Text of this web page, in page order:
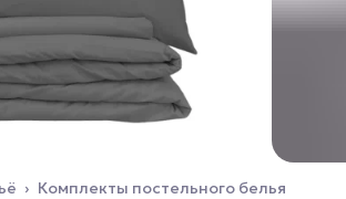
Комплекты постельного белья
›